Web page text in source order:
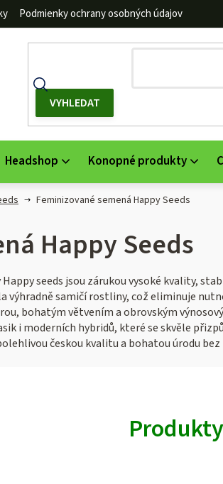
Podmienky ochrany osobných údajov
Headshop Konopné produkty
Feminizované semená Happy Seeds
Happy Seeds
seeds jsou zárukou vysoké kvality,
výhradně samičí rostliny, což eliminuje
bohatým větvením a obrovským
i moderních hybridů, které se skvěle
českou kvalitu a bohatou úrodu